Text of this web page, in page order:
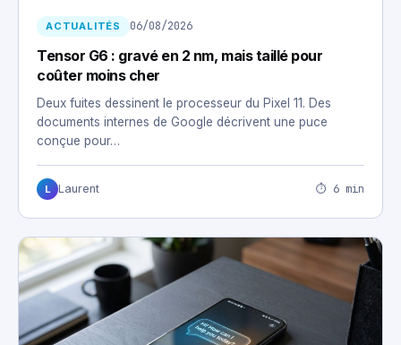
ACTUALITÉS 06/08/2026
Tensor G6 : gravé en 2 nm, mais taillé pour
coûter moins cher
Deux fuites dessinent le processeur du Pixel 11. Des
documents internes de Google décrivent une puce
conçue pour…
L Laurent ⏱ 6 min